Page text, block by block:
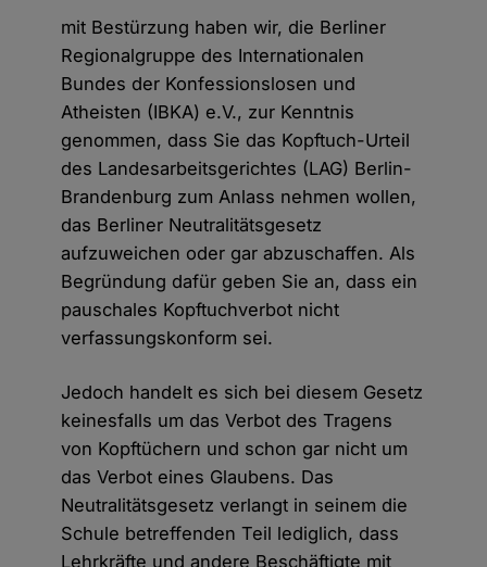
mit Bestürzung haben wir, die Berliner
Regionalgruppe des Internationalen
Bundes der Konfessionslosen und
Atheisten (IBKA) e.V., zur Kenntnis
genommen, dass Sie das Kopftuch-Urteil
des Landesarbeitsgerichtes (LAG) Berlin-
Brandenburg zum Anlass nehmen wollen,
das Berliner Neutralitätsgesetz
aufzuweichen oder gar abzuschaffen. Als
Begründung dafür geben Sie an, dass ein
pauschales Kopftuchverbot nicht
verfassungskonform sei.
Jedoch handelt es sich bei diesem Gesetz
keinesfalls um das Verbot des Tragens
von Kopftüchern und schon gar nicht um
das Verbot eines Glaubens. Das
Neutralitätsgesetz verlangt in seinem die
Schule betreffenden Teil lediglich, dass
Lehrkräfte und andere Beschäftigte mit